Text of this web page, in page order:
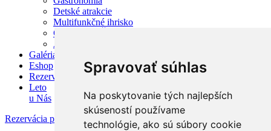
Spravovať súhlas
Na poskytovanie tých najlepších
skúseností používame
technológie, ako sú súbory cookie
Detské atrakcie
Multifunkčné ihrisko
Cyklistika a Športové služby
Aktivity v okolí
Galéria
Eshop
Rezervácia
Leto
u Nás
Rezervácia pobytu